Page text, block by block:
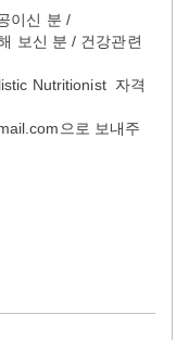
이신 분 /
분 / 건강관련
자격
으로 보내주